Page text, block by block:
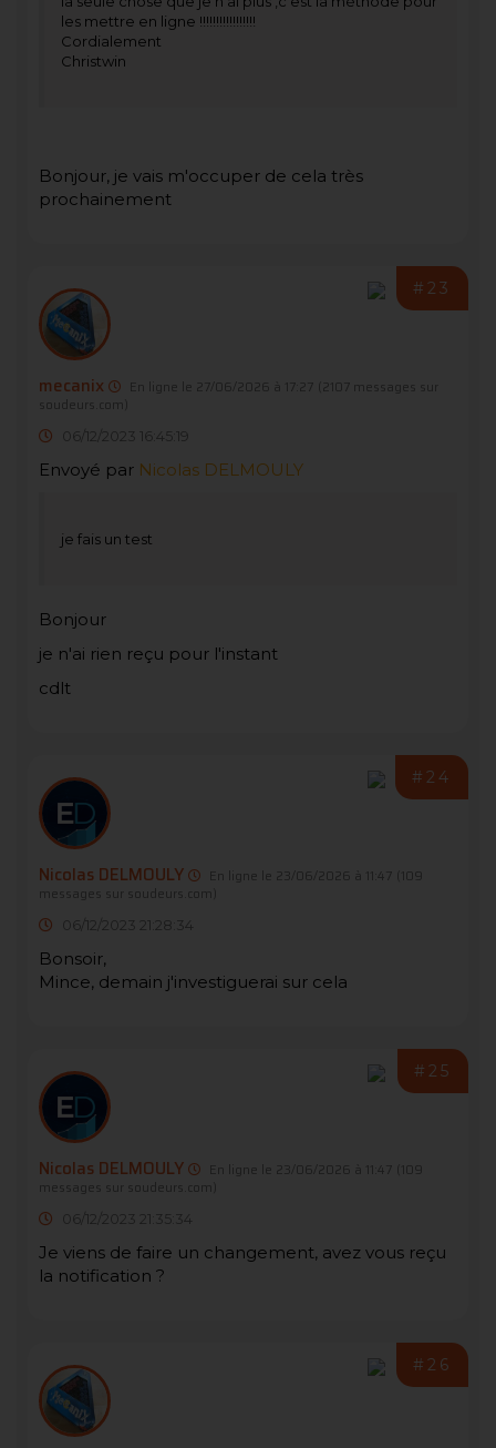
les mettre en ligne !!!!!!!!!!!!!!!!!
Cordialement
Christwin
Bonjour, je vais m'occuper de cela très
prochainement
#23
mecanix En ligne le 27/06/2026 à 17:27 (2107 messages sur
soudeurs.com)
06/12/2023 16:45:19
Envoyé par Nicolas DELMOULY
je fais un test
Bonjour
je n'ai rien reçu pour l'instant
cdlt
#24
Nicolas DELMOULY En ligne le 23/06/2026 à 11:47 (109
messages sur soudeurs.com)
06/12/2023 21:28:34
Bonsoir,
Mince, demain j'investiguerai sur cela
#25
Nicolas DELMOULY En ligne le 23/06/2026 à 11:47 (109
messages sur soudeurs.com)
06/12/2023 21:35:34
Je viens de faire un changement, avez vous reçu
la notification ?
#26